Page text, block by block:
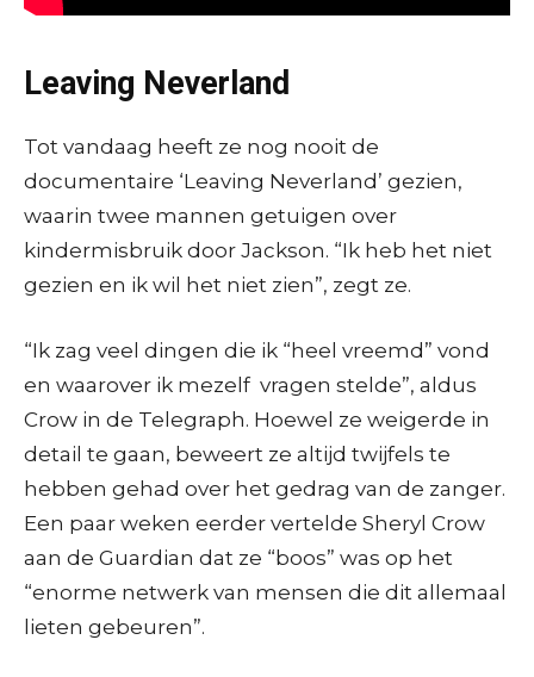
Leaving Neverland
Tot vandaag heeft ze nog nooit de
documentaire ‘Leaving Neverland’ gezien,
waarin twee mannen getuigen over
kindermisbruik door Jackson. “Ik heb het niet
gezien en ik wil het niet zien”, zegt ze.
“Ik zag veel dingen die ik “heel vreemd” vond
en waarover ik mezelf vragen stelde”, aldus
Crow in de Telegraph. Hoewel ze weigerde in
detail te gaan, beweert ze altijd twijfels te
hebben gehad over het gedrag van de zanger.
Een paar weken eerder vertelde Sheryl Crow
aan de Guardian dat ze “boos” was op het
“enorme netwerk van mensen die dit allemaal
lieten gebeuren”.